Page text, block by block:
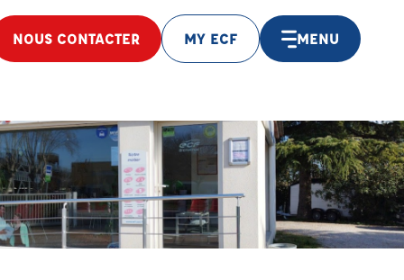
NOUS CONTACTER MY ECF MENU